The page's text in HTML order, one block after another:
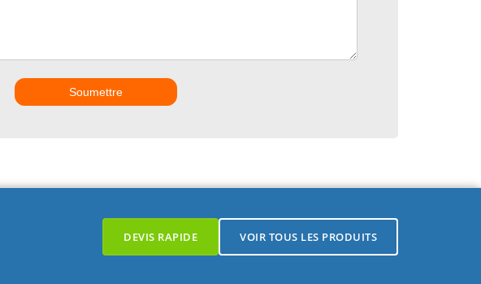
Soumettre
DEVIS RAPIDE VOIR TOUS LES PRODUITS